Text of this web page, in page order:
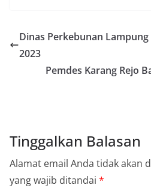
Dinas Perkebunan
2023
Pemdes Karang Rejo
Tinggalkan Balasan
Alamat email Anda tidak akan
yang wajib ditandai *